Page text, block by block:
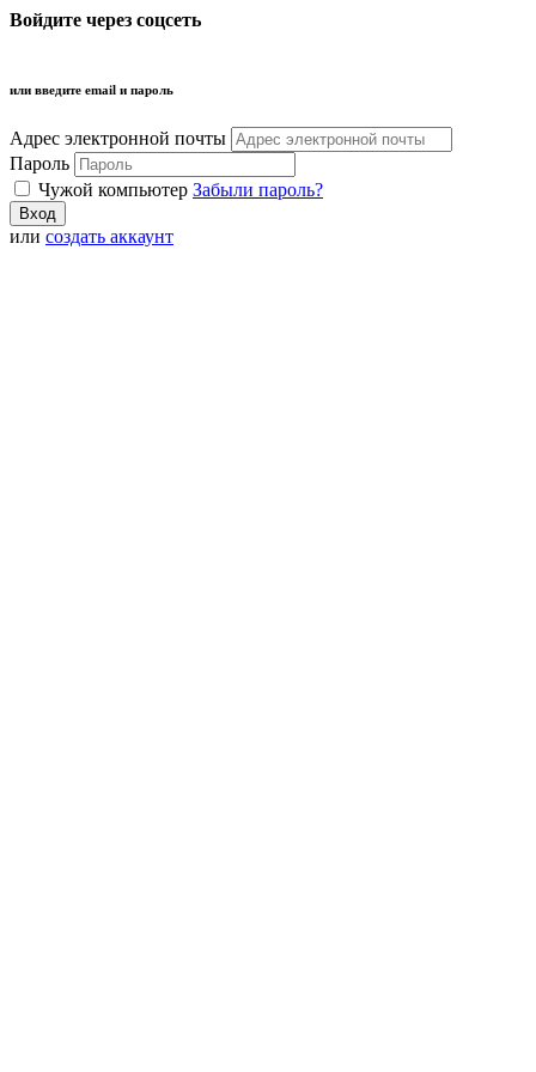
Войдите через соцсеть
или введите email и пароль
Адрес электронной почты
Пароль
Чужой компьютер Забыли пароль?
или создать аккаунт